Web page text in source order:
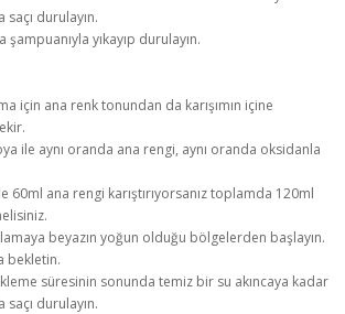
saçı durulayın.
yıkayıp durulayın.
için ana renk tonundan da karışımın içine
ile aynı oranda ana rengi, aynı oranda oksidanla
60ml ana rengi karıştırıyorsanız toplamda 120ml
beyazın yoğun olduğu bölgelerden başlayın.
bekletin.
süresinin sonunda temiz bir su akıncaya kadar
saçı durulayın.